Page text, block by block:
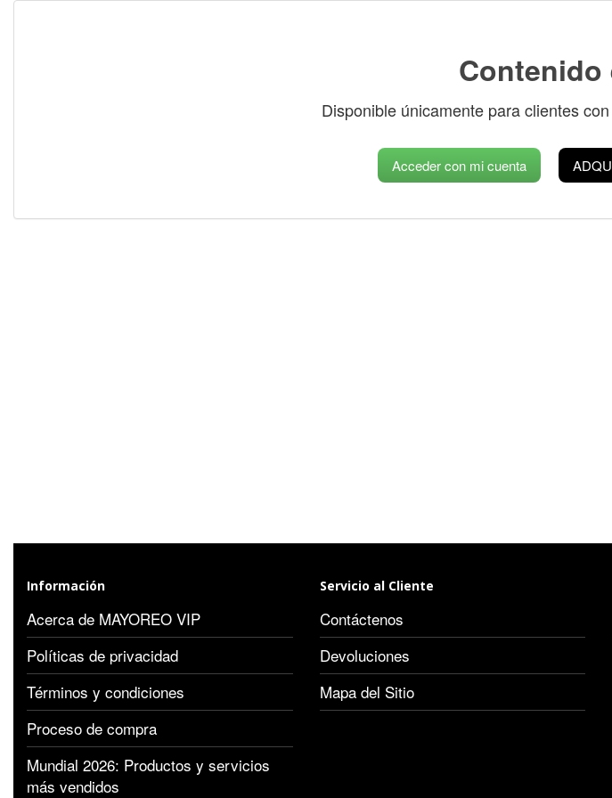
Disponible únicamente para clientes
Acceder con mi cuenta
Información
Acerca de MAYOREO VIP
Políticas de privacidad
Términos y condiciones
Proceso de compra
Mundial 2026: Productos y servicios
más vendidos
Servicio al Cliente
Contáctenos
Devoluciones
Mapa del Sitio